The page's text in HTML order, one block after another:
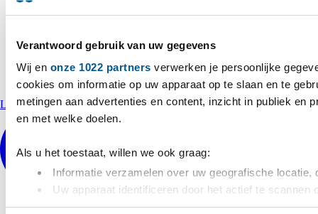
Verantwoord gebruik van uw gegevens
Wij en onze 1022 partners verwerken je persoonlijke
cookies om informatie op uw apparaat op te slaan en te
metingen aan advertenties en content, inzicht in publiek en
en met welke doelen.
Als u het toestaat, willen we ook graag:
Informatie verzamelen over uw geografische
Uw apparaat identificeren door het actief te scannen
Lees meer over hoe uw persoonlijke gegevens worden
LinkedIn